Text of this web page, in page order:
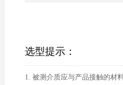
选型提示：
1. 被测介质应与产品接触的材